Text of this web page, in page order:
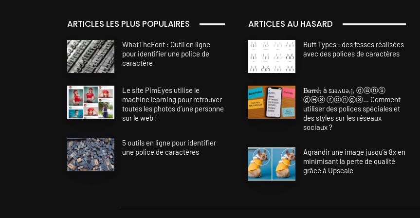
ARTICLES LES PLUS POPULAIRES
WhatTheFont : Outil en ligne
pour identifier une police de
caractère
Le site PimEyes utilise le
machine learning pour retrouver
toutes les photos d’une personne
sur le web !
5 outils en ligne pour identifier
une police de caractères
ARTICLES AU HASARD
Butt Types : des fesses réalisées
avec des polices de caractères
B̵a̵r̵r̵é̵, à sɹǝʌuǝ,ן, ⓓⓐⓝⓢ
ⓓⓔⓢ ⓡⓞⓝⓓⓢ… Comment
utiliser des polices spéciales et
des styles sur les réseaux
sociaux ?
Agrandir une image jusqu’à 8x en
minimisant la perte de qualité
grâce à Upscale